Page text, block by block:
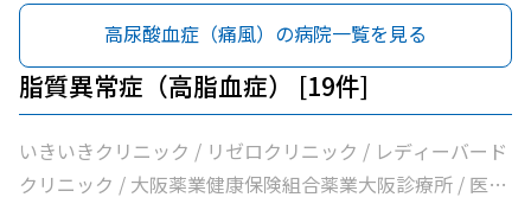
医療法人中田クリニック / 医療法人よしえクリニック / 西
沢クリニック / エイゼンクリニック / 大橋クリニック /
Ｍ’ｓクリニック / 虎谷診療所 / 杉林内科クリニック / 北浜
よしおか内科クリニック / 曲直部クリニック / 今泉医院 /
ＡＭＡＣｌｉｎｉｃ淡路町院 / 日本経済新聞社大阪本社診
療所
高尿酸血症（痛風）の病院一覧を見る
脂質異常症（高脂血症） [19件]
いきいきクリニック / リゼロクリニック / レディーバード
クリニック / 大阪薬業健康保険組合薬業大阪診療所 / 医療